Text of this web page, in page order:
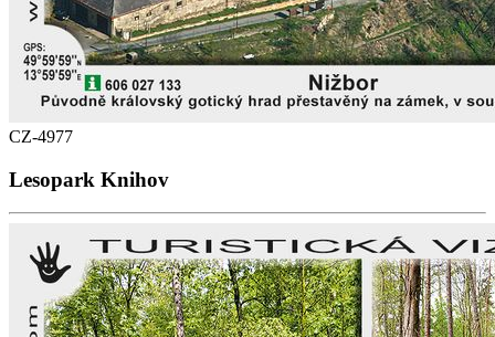
CZ-4977
Lesopark Knihov